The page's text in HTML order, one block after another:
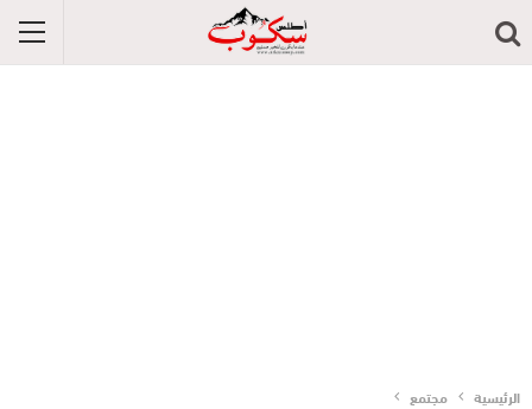
الرئيسية مجتمع